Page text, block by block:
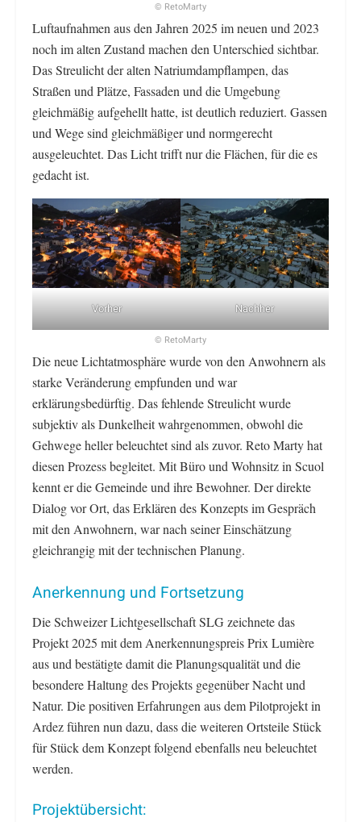
© RetoMarty
Luftaufnahmen aus den Jahren 2025 im neuen und 2023
noch im alten Zustand machen den Unterschied sichtbar.
Das Streulicht der alten Natriumdampflampen, das
Straßen und Plätze, Fassaden und die Umgebung
gleichmäßig aufgehellt hatte, ist deutlich reduziert. Gassen
und Wege sind gleichmäßiger und normgerecht
ausgeleuchtet. Das Licht trifft nur die Flächen, für die es
gedacht ist.
Vorher Nachher
© RetoMarty
Die neue Lichtatmosphäre wurde von den Anwohnern als
starke Veränderung empfunden und war
erklärungsbedürftig. Das fehlende Streulicht wurde
subjektiv als Dunkelheit wahrgenommen, obwohl die
Gehwege heller beleuchtet sind als zuvor. Reto Marty hat
diesen Prozess begleitet. Mit Büro und Wohnsitz in Scuol
kennt er die Gemeinde und ihre Bewohner. Der direkte
Dialog vor Ort, das Erklären des Konzepts im Gespräch
mit den Anwohnern, war nach seiner Einschätzung
gleichrangig mit der technischen Planung.
Anerkennung und Fortsetzung
Die Schweizer Lichtgesellschaft SLG zeichnete das
Projekt 2025 mit dem Anerkennungspreis Prix Lumière
aus und bestätigte damit die Planungsqualität und die
besondere Haltung des Projekts gegenüber Nacht und
Natur. Die positiven Erfahrungen aus dem Pilotprojekt in
Ardez führen nun dazu, dass die weiteren Ortsteile Stück
für Stück dem Konzept folgend ebenfalls neu beleuchtet
werden.
Projektübersicht: